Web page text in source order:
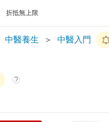
折抵無上限
中醫養生 ＞ 中醫入門
?